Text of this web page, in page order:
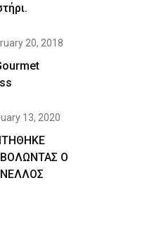
20, 2018
13, 2020
Ο